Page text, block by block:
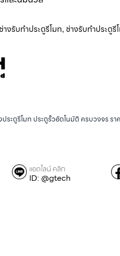
ช่างรับทำประตูรีโมท, ช่างรับทำประตูรี
ะตูรีโมท ประตูรั้วอัตโนมัติ ครบวงจร รา
แอดไลน์ คลิก
ID: @gtech